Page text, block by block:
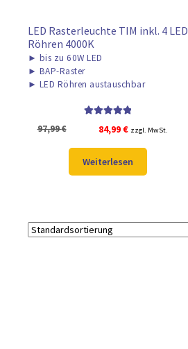
LED Rasterleuchte TIM inkl. 4 LED
Röhren 4000K
► bis zu 60W LED
► BAP-Raster
► LED Röhren austauschbar
von 5
97,99€
Ursprünglicher
war:
97,99 €
84,99€Aktueller
ist:
84,99 €.
zzgl. MwSt.
Weiterlesen